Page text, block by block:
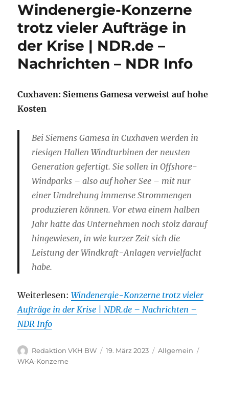
Windenergie-Konzerne
trotz vieler Aufträge in
der Krise | NDR.de –
Nachrichten – NDR Info
Cuxhaven: Siemens Gamesa verweist auf hohe
Kosten
Bei Siemens Gamesa in Cuxhaven werden in
riesigen Hallen Windturbinen der neusten
Generation gefertigt. Sie sollen in Offshore-
Windparks – also auf hoher See – mit nur
einer Umdrehung immense Strommengen
produzieren können. Vor etwa einem halben
Jahr hatte das Unternehmen noch stolz darauf
hingewiesen, in wie kurzer Zeit sich die
Leistung der Windkraft-Anlagen vervielfacht
habe.
Weiterlesen:Windenergie-Konzerne trotz vieler
Aufträge in der Krise | NDR.de – Nachrichten –
NDR Info
Autor
Redaktion VKH BW
Veröffentlicht
19. März 2023 Kategorien
Allgemein
WKA-Konzerne